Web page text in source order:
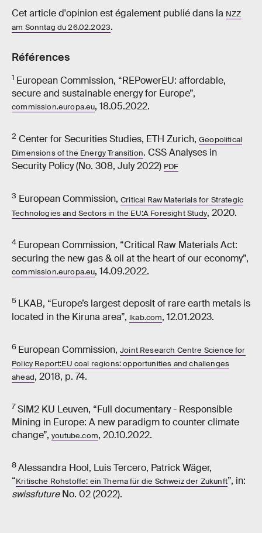
Cet article d'opinion est également publié dans la NZZ
am Sonntag du 26.02.2023.
Références
1 European Commission, “REPowerEU: affordable,
secure and sustainable energy for Europe”,
commission.europa.eu, 18.05.2022.
2 Center for Securities Studies, ETH Zurich, Geopolitical
Dimensions of the Energy Transition. CSS Analyses in
Security Policy (No. 308, July 2022) PDF
3 European Commission, Critical Raw Materials for Strategic
Technologies and Sectors in the EU:A Foresight Study, 2020.
4 European Commission, “Critical Raw Materials Act:
securing the new gas & oil at the heart of our economy”,
commission.europa.eu, 14.09.2022.
5 LKAB, “Europe’s largest deposit of rare earth metals is
located in the Kiruna area”, lkab.com, 12.01.2023.
6 European Commission, Joint Research Centre Science for
Policy Report:EU coal regions: opportunities and challenges
ahead, 2018, p. 74.
7SIM2 KU Leuven, “Full documentary - Responsible
Mining in Europe: A new paradigm to counter climate
change”, youtube.com, 20.10.2022.
8Alessandra Hool, Luis Tercero, Patrick Wäger,
“Kritische Rohstoffe: ein Thema für die Schweiz der Zukunft”, in:
swissfutureNo. 02 (2022).